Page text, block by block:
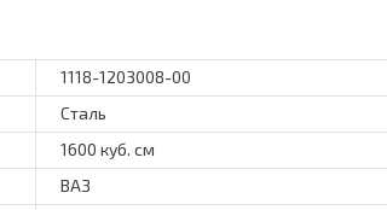
1118-1203008-00
Сталь
1600 куб. см
ВАЗ